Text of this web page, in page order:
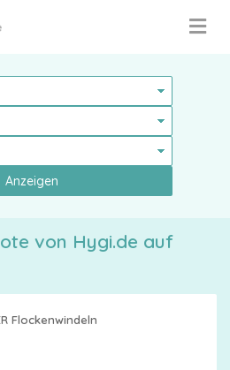
Anzeigen
von Hygi.de auf
Flockenwindeln